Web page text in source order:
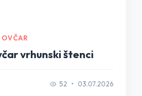
vrhunski štenci
52 • 03.07.2026